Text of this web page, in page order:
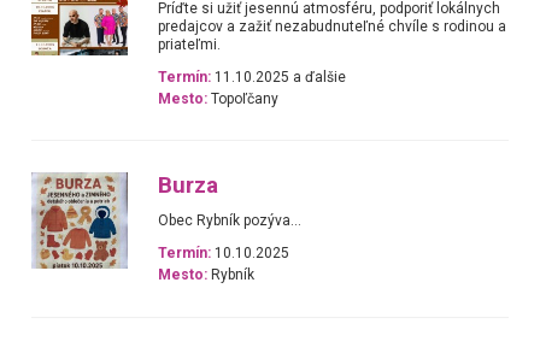
Príďte si užiť jesennú atmosféru, podporiť lokálnych
predajcov a zažiť nezabudnuteľné chvíle s rodinou a
priateľmi.
Termín: 11.10.2025 a ďalšie
Mesto: Topoľčany
Burza
Obec Rybník pozýva...
Termín: 10.10.2025
Mesto: Rybník